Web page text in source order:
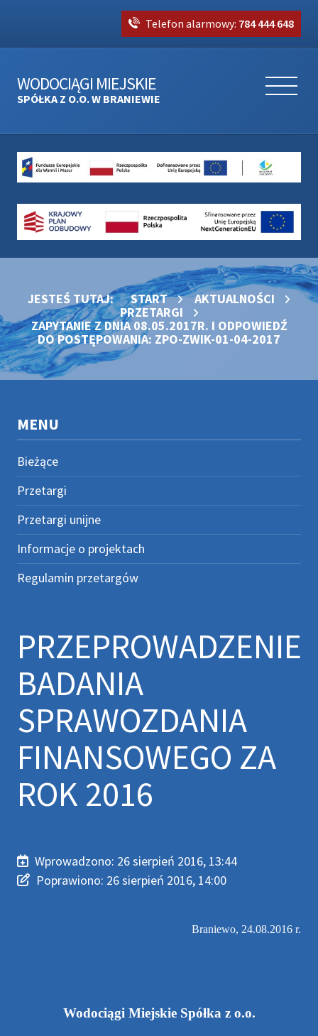
Telefon alarmowy: 784 444 648
WODOCIĄGI MIEJSKIE
SPÓŁKA Z O.O. W BRANIEWIE
JESTEŚ TUTAJ: START
AKTUALNOŚCI
PRZETARGI
ZAPYTANIE Z DNIA 08.05.2017R. I ODPOWIEDŹ
DO POSTĘPOWANIA: ZPO-ZWIK-01-04-2017
MENU
Bieżące
Przetargi
Przetargi unijne
Informacje o projektach
Regulamin przetargów
PRZEPROWADZENIE
BADANIA
SPRAWOZDANIA
FINANSOWEGO ZA
ROK 2016
Wprowadzono
Wprowadzono: 26 sierpień 2016, 13:44
Poprawiono
Poprawiono: 26 sierpień 2016, 14:00
Braniewo, 24.08.2016 r.
Wodociągi Miejskie Spółka z o.o.